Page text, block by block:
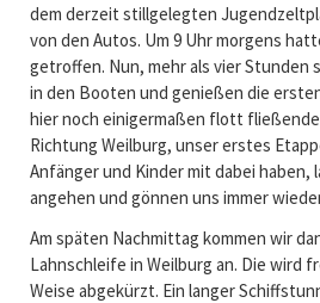
dem derzeit stillgelegten
von den Autos. Um 9 Uhr morgens
getroffen. Nun, mehr als vier Stunden
in den Booten und genießen die
hier noch einigermaßen flott
Richtung Weilburg, unser erstes
Anfänger und Kinder mit dabei haben,
angehen und gönnen uns immer
Am späten Nachmittag kommen wir
Lahnschleife in Weilburg an. Die wird
Weise abgekürzt. Ein langer